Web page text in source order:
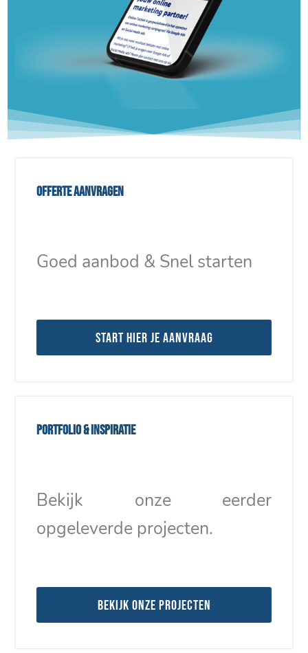
Offerte aanvragen
Goed aanbod & Snel starten
Start hier je aanvraag
Portfolio & inspiratie
Bekijk onze eerder
opgeleverde projecten.
Bekijk onze projecten